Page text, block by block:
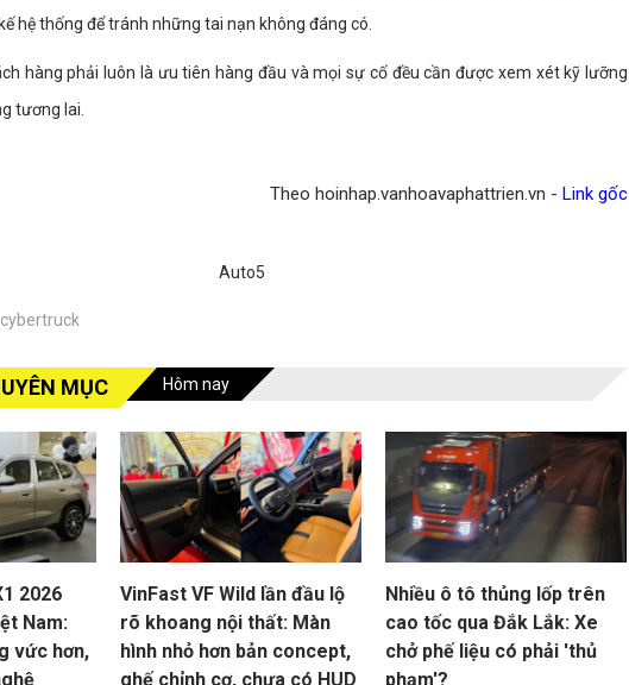
hệ thống để tránh những tai nạn không đáng có.
hàng phải luôn là ưu tiên hàng đầu và mọi sự cố đều cần được xem xét kỹ lưỡng
tương lai.
Theo hoinhap.vanhoavaphattrien.vn - Link gốc
Auto5
MỤC Hôm nay
2026
Nam:
vức hơn,
VinFast VF Wild lần đầu lộ
rõ khoang nội thất: Màn
hình nhỏ hơn bản concept,
ghế chỉnh cơ, chưa có HUD
Nhiều ô tô thủng lốp trên
cao tốc qua Đắk Lắk: Xe
chở phế liệu có phải 'thủ
phạm'?